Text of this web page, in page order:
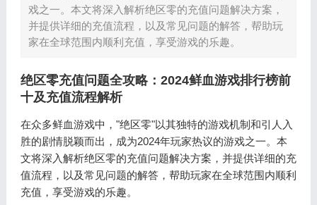
戏之一。本文将深入解析绝区零的充值问题解决方案，
并提供详细的充值流程，以及常见问题的解答，帮助玩
家在全球范围内顺利充值，享受游戏的乐趣。
绝区零充值问题全攻略：2024鲜血游戏排行榜前
十及充值流程解析
在众多鲜血游戏中，"绝区零"以其独特的游戏机制和引人入
胜的剧情脱颖而出，成为2024年玩家热议的游戏之一。本
文将深入解析绝区零的充值问题解决方案，并提供详细的充
值流程，以及常见问题的解答，帮助玩家在全球范围内顺利
充值，享受游戏的乐趣。